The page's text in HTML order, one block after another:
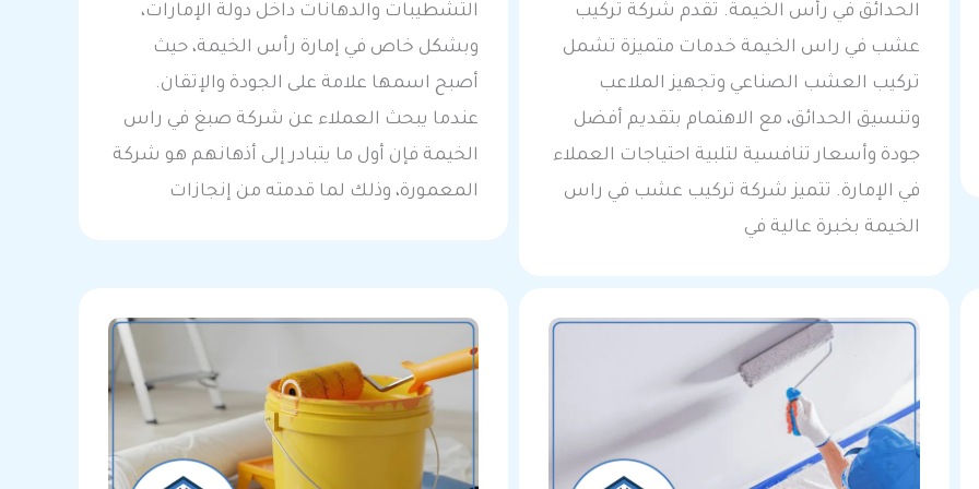
الحدائق في رأس الخيمة. تقدم شركة تركيب
عشب في راس الخيمة خدمات متميزة تشمل
تركيب العشب الصناعي وتجهيز الملاعب
وتنسيق الحدائق، مع الاهتمام بتقديم أفضل
جودة وأسعار تنافسية لتلبية احتياجات العملاء
في الإمارة. تتميز شركة تركيب عشب في راس
الخيمة بخبرة عالية في
التشطيبات والدهانات داخل دولة الإمارات،
وبشكل خاص في إمارة رأس الخيمة، حيث
أصبح اسمها علامة على الجودة والإتقان.
عندما يبحث العملاء عن شركة صبغ في راس
الخيمة فإن أول ما يتبادر إلى أذهانهم هو شركة
المعمورة، وذلك لما قدمته من إنجازات